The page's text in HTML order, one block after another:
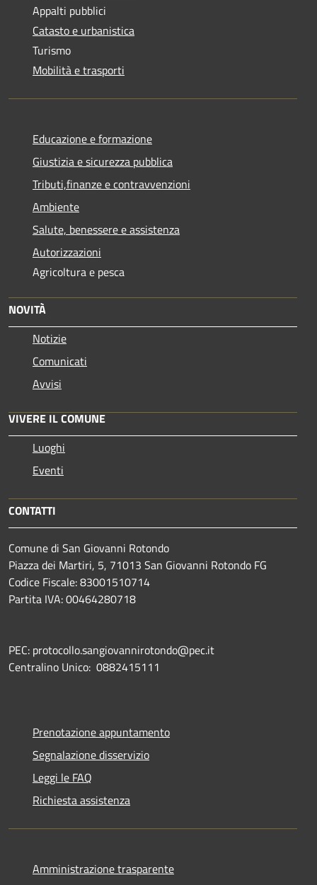
Appalti pubblici
Catasto e urbanistica
Turismo
Mobilità e trasporti
Educazione e formazione
Giustizia e sicurezza pubblica
Tributi,finanze e contravvenzioni
Ambiente
Salute, benessere e assistenza
Autorizzazioni
Agricoltura e pesca
NOVITÀ
Notizie
Comunicati
Avvisi
VIVERE IL COMUNE
Luoghi
Eventi
CONTATTI
Comune di San Giovanni Rotondo
Piazza dei Martiri, 5, 71013 San Giovanni Rotondo FG
Codice Fiscale: 83001510714
Partita IVA: 00464280718
PEC: protocollo.sangiovannirotondo@pec.it
Centralino Unico: 0882415111
Prenotazione appuntamento
Segnalazione disservizio
Leggi le FAQ
Richiesta assistenza
Amministrazione trasparente